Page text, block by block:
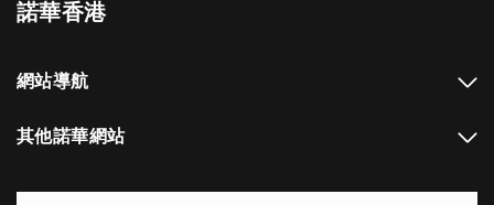
諾華香港
網站導航
其他諾華網站